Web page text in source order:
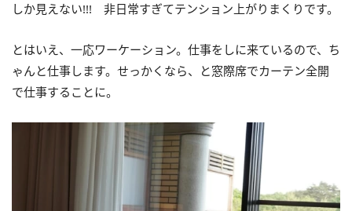
しか見えない!!! 非日常すぎてテンション上がりまくりです。
とはいえ、一応ワーケーション。仕事をしに来ているので、ち
ゃんと仕事します。せっかくなら、と窓際席でカーテン全開
で仕事することに。